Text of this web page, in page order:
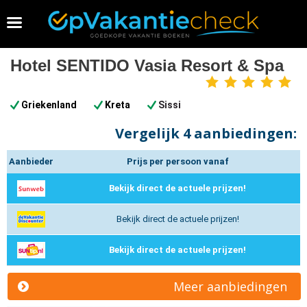
Vakantie 2026 boeken
Hotel SENTIDO Vasia Resort & Spa
5
Griekenland Kreta Sissi
Vergelijk 4 aanbiedingen:
Aanbieder Prijs per persoon vanaf
Bekijk direct de actuele prijzen!
Bekijk direct de actuele prijzen!
Bekijk direct de actuele prijzen!
Meer aanbiedingen